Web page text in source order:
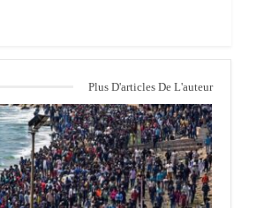
Plus D'articles De L'auteur